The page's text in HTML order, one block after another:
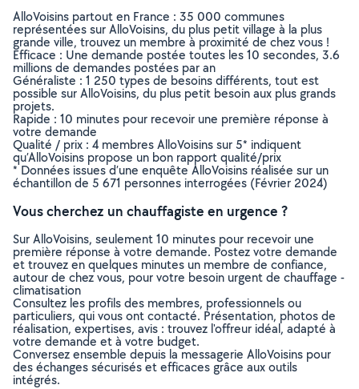
AlloVoisins partout en France : 35 000 communes
représentées sur AlloVoisins, du plus petit village à la plus
grande ville, trouvez un membre à proximité de chez vous !
Efficace : Une demande postée toutes les 10 secondes, 3.6
millions de demandes postées par an
Généraliste : 1 250 types de besoins différents, tout est
possible sur AlloVoisins, du plus petit besoin aux plus grands
projets.
Rapide : 10 minutes pour recevoir une première réponse à
votre demande
Qualité / prix : 4 membres AlloVoisins sur 5* indiquent
qu’AlloVoisins propose un bon rapport qualité/prix
* Données issues d’une enquête AlloVoisins réalisée sur un
échantillon de 5 671 personnes interrogées (Février 2024)
Vous cherchez un chauffagiste en urgence ?
Sur AlloVoisins, seulement 10 minutes pour recevoir une
première réponse à votre demande. Postez votre demande
et trouvez en quelques minutes un membre de confiance,
autour de chez vous, pour votre besoin urgent de chauffage -
climatisation
Consultez les profils des membres, professionnels ou
particuliers, qui vous ont contacté. Présentation, photos de
réalisation, expertises, avis : trouvez l'offreur idéal, adapté à
votre demande et à votre budget.
Conversez ensemble depuis la messagerie AlloVoisins pour
des échanges sécurisés et efficaces grâce aux outils
intégrés.